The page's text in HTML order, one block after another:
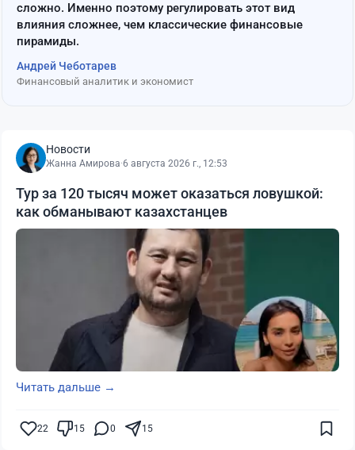
сложно. Именно поэтому регулировать этот вид
влияния сложнее, чем классические финансовые
пирамиды.
Андрей Чеботарев
Финансовый аналитик и экономист
Новости
Жанна Амирова·6 августа 2026 г., 12:53
Тур за 120 тысяч может оказаться ловушкой:
как обманывают казахстанцев
Читать дальше →
22 15 0 15